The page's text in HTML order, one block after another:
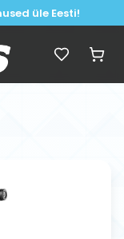
üle Eesti!